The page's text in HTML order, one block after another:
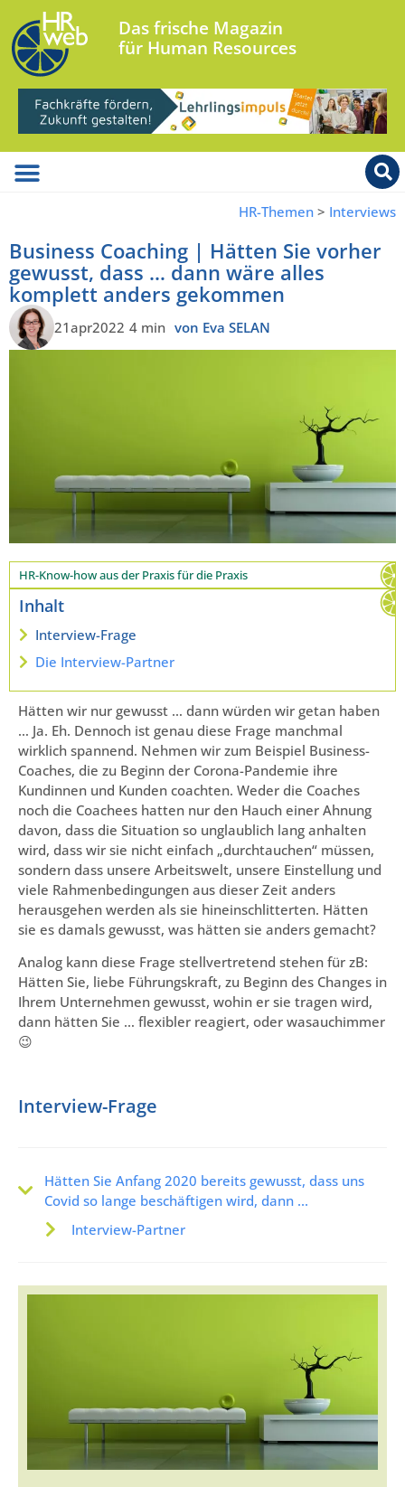
Das frische Magazin
für Human Resources
HR-Themen > Interviews
Business Coaching | Hätten Sie vorher
gewusst, dass … dann wäre alles
komplett anders gekommen
21apr2022 4 min von Eva SELAN
HR-Know-how aus der Praxis für die Praxis
Inhalt
Interview-Frage
Die Interview-Partner
Hätten wir nur gewusst … dann würden wir getan haben
… Ja. Eh. Dennoch ist genau diese Frage manchmal
wirklich spannend. Nehmen wir zum Beispiel Business-
Coaches, die zu Beginn der Corona-Pandemie ihre
Kundinnen und Kunden coachten. Weder die Coaches
noch die Coachees hatten nur den Hauch einer Ahnung
davon, dass die Situation so unglaublich lang anhalten
wird, dass wir sie nicht einfach „durchtauchen“ müssen,
sondern dass unsere Arbeitswelt, unsere Einstellung und
viele Rahmenbedingungen aus dieser Zeit anders
herausgehen werden als sie hineinschlitterten. Hätten
sie es damals gewusst, was hätten sie anders gemacht?
Analog kann diese Frage stellvertretend stehen für zB:
Hätten Sie, liebe Führungskraft, zu Beginn des Changes in
Ihrem Unternehmen gewusst, wohin er sie tragen wird,
dann hätten Sie … flexibler reagiert, oder wasauchimmer
😉
Interview-Frage
Hätten Sie Anfang 2020 bereits gewusst, dass uns
Covid so lange beschäftigen wird, dann ...
Interview-Partner